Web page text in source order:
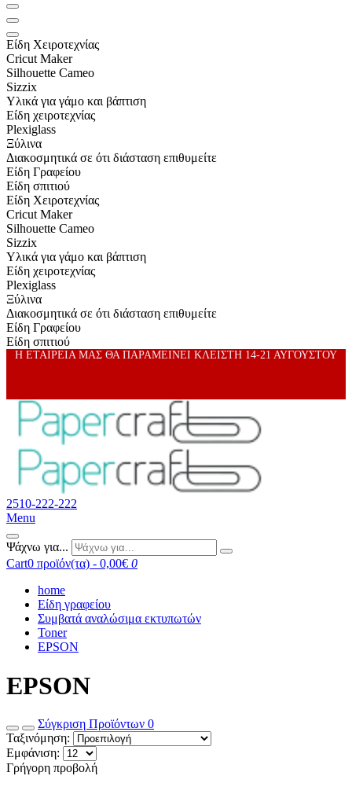
Είδη Xειροτεχνίας
Cricut Maker
Silhouette Cameo
Sizzix
Υλικά για γάμο και βάπτιση
Είδη χειροτεχνίας
Plexiglass
Ξύλινα
Διακοσμητικά σε ότι διάσταση επιθυμείτε
Είδη Γραφείου
Είδη σπιτιού
Είδη Xειροτεχνίας
Cricut Maker
Silhouette Cameo
Sizzix
Υλικά για γάμο και βάπτιση
Είδη χειροτεχνίας
Plexiglass
Ξύλινα
Διακοσμητικά σε ότι διάσταση επιθυμείτε
Είδη Γραφείου
Είδη σπιτιού
Η ΕΤΑΙΡΕΙΑ ΜΑΣ ΘΑ ΠΑΡΑΜΕΙΝΕΙ ΚΛΕΙΣΤΗ 14-21 ΑΥΓΟΥΣΤΟΥ
2510-222-222
Menu
Ψάχνω για...
Cart0 προϊόν(τα) - 0,00€ 0
home
Είδη γραφείου
Συμβατά αναλώσιμα εκτυπωτών
Toner
EPSON
EPSON
Σύγκριση Προϊόντων 0
Ταξινόμηση:
Εμφάνιση:
Γρήγορη προβολή